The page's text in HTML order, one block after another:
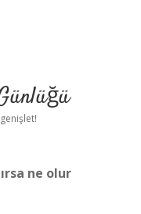
ne olur